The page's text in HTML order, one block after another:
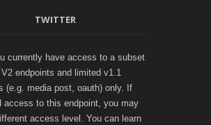
TWITTER
currently have access to a subset
endpoints and limited v1.1
(e.g. media post, oauth) only. If
access to this endpoint, you may
access level. You can learn